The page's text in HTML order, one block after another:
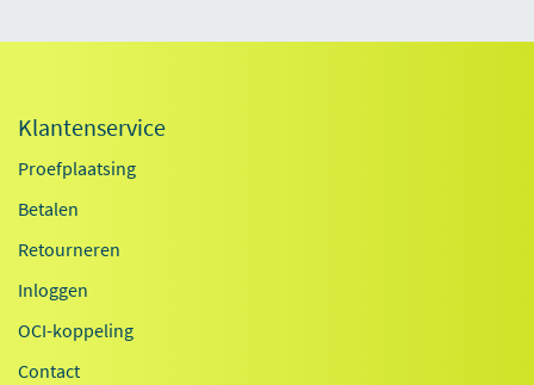
Klantenservice
Proefplaatsing
Betalen
Retourneren
Inloggen
OCI-koppeling
Contact